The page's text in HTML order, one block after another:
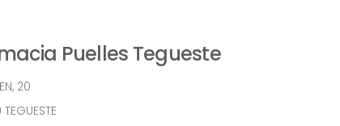
Puelles Tegueste
20